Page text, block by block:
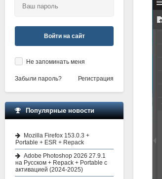
Войти на сайт
Не запоминать меня
Забыли пароль? Регистрация
Популярные новости
Mozilla Firefox 153.0.3 +
Portable + ESR + Repack
Adobe Photoshop 2026 27.9.1
на Русском + Repack + Portable с
активацией (2024-2025)